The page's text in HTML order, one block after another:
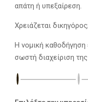
απάτη ή υπεξαίρεση.
Χρειάζεται δικηγόρος;
Η νομική καθοδήγηση
σωστή διαχείριση